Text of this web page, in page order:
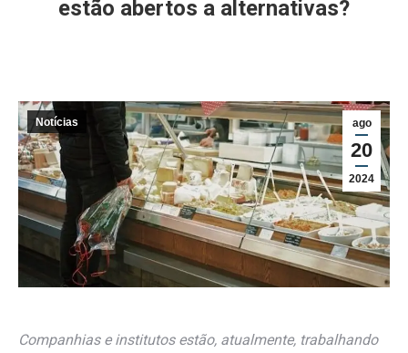
estão abertos a alternativas?
ago
20
2024
Notícias
Companhias e institutos estão, atualmente, trabalhando